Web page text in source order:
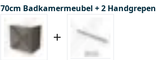
70cm Badkamermeubel + 2 Handgrepen